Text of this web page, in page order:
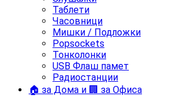
Таблети
Часовници
Мишки / Подложки
Popsockets
Тонколонки
USB Флаш памет
Радиостанции
🏠 за Дома и 🏢 за Офиса